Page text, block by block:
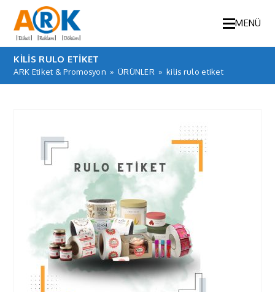
MENÜ
KILIS RULO ETIKET
ARK Etiket & Promosyon » ÜRÜNLER » kilis rulo etiket